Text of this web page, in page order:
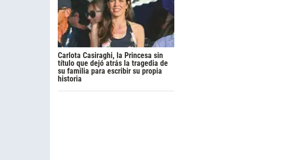
Carlota Casiraghi, la Princesa sin
título que dejó atrás la tragedia de
su familia para escribir su propia
historia